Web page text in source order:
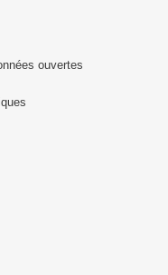
ouvertes